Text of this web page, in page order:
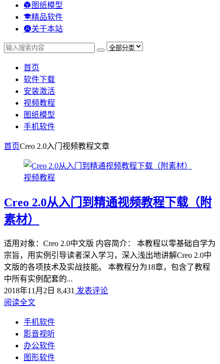
图纸模型
精品软件
关于本站
首页
软件下载
安装激活
视频教程
图纸模型
手机软件
首页Creo 2.0入门视频教程文章
视频教程
Creo 2.0从入门到精通视频教程下载（附
素材）
适用对象：Creo 2.0中文版 内容简介： 本教程以零基础自学为
宗旨，用实例引导读者深入学习，深入浅出地讲解Creo 2.0中
文版的各项技术及实战技能。 本教程分为18章，包含了教程
中所有实例配套的...
2018年11月2日 8,431 发表评论
阅读全文
手机软件
影音视听
办公软件
图形软件